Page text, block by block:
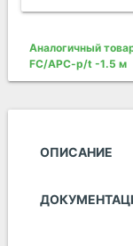
Аналогичный
FC/APC-p/t -1.5 м
ОПИСАНИЕ